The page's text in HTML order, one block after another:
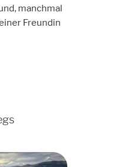
manchmal
Freundin